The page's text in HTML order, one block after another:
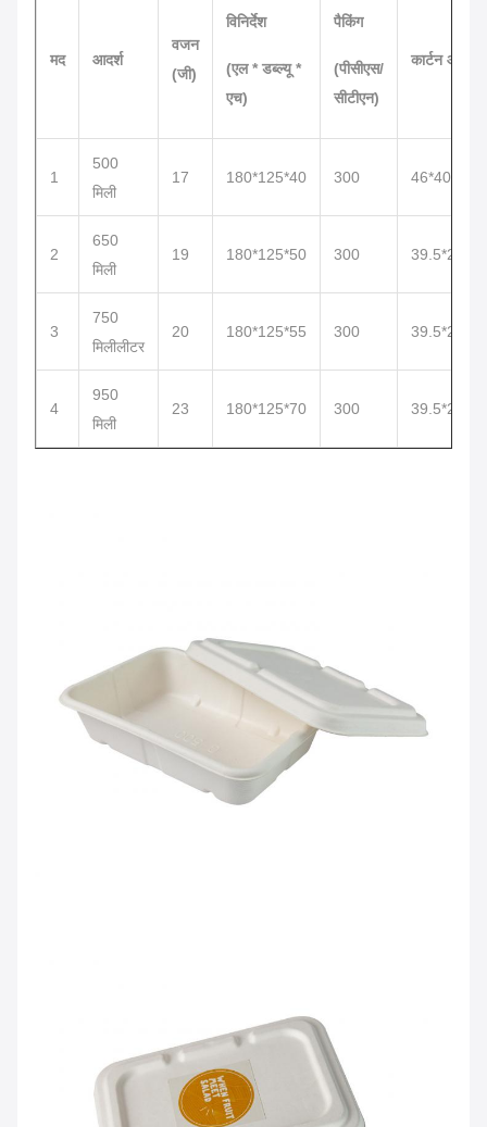
मद आदर्श
वजन
(जी)
विनिर्देश
(एल * डब्ल्यू *
एच)
पैकिंग
(पीसीएस/
सीटीएन)
कार्टन आयाम
1
500
मिली
17 180*125*40 300 46*40*20
2
650
मिली
19 180*125*50 300 39.5*27*38
3
750
मिलीलीटर
20 180*125*55 300 39.5*27*38
4
950
मिली
23 180*125*70 300 39.5*27*38